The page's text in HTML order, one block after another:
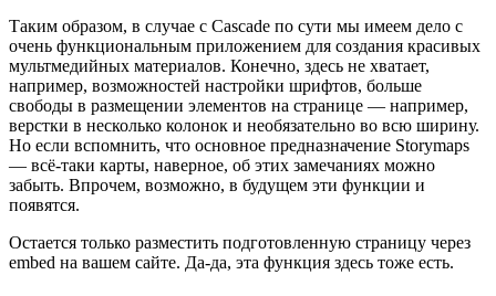
Таким образом, в случае с Cascade по сути мы имеем дело с
очень функциональным приложением для создания красивых
мультмедийных материалов. Конечно, здесь не хватает,
например, возможностей настройки шрифтов, больше
свободы в размещении элементов на странице — например,
верстки в несколько колонок и необязательно во всю ширину.
Но если вспомнить, что основное предназначение Storymaps
— всё-таки карты, наверное, об этих замечаниях можно
забыть. Впрочем, возможно, в будущем эти функции и
появятся.
Остается только разместить подготовленную страницу через
embed на вашем сайте. Да-да, эта функция здесь тоже есть.